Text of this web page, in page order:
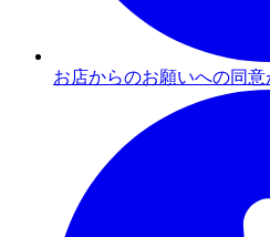
お店からのお願いへの同意